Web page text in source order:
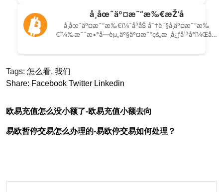
Tags: 怎么看, 我们
Share: Facebook Twitter Linkedin
欧易充值怎么没小额了-欧易充值小额去向
易欧暂停交易怎么办理的-易欧停交易如何处理？